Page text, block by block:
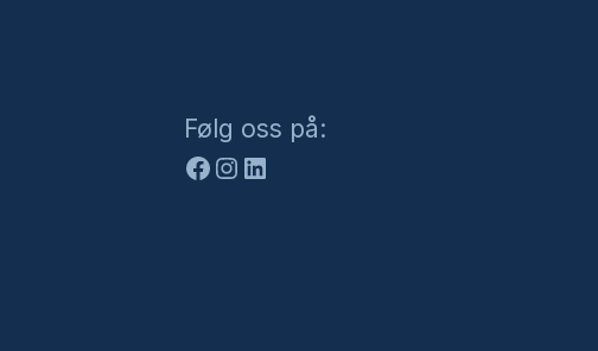
Følg oss på:
Facebook
Instagram
LinkedIn